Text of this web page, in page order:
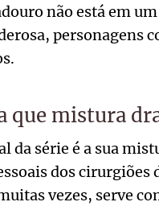
não está em
personagens
que mistura
da série é a sua
dos
vezes, serve